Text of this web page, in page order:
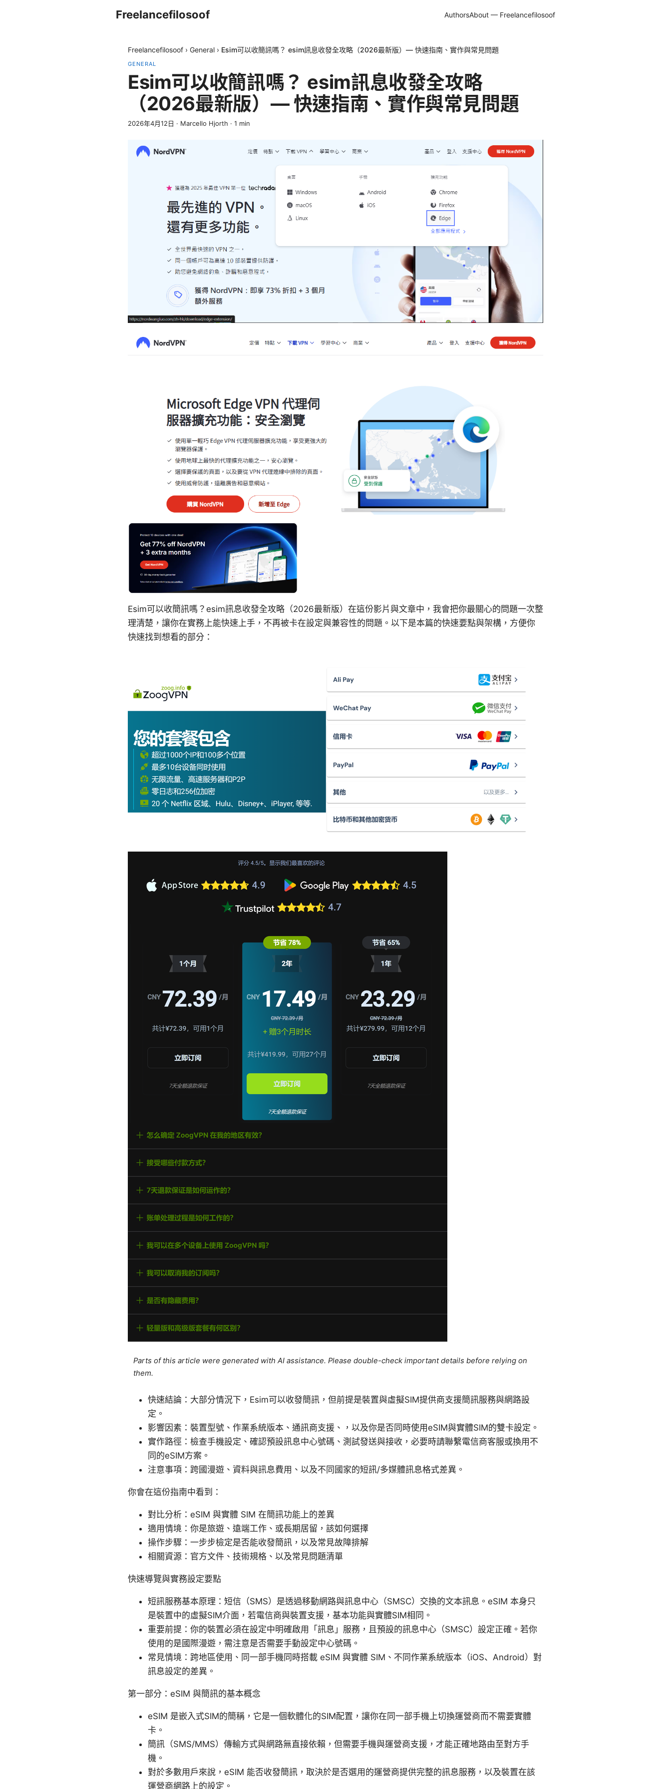
Freelancefilosoof AuthorsAbout — Freelancefilosoof
Freelancefilosoof › General › Esim可以收簡訊嗎？ esim訊息收發全攻略（2026最新版）— 快速指南、實作與常見問題
GENERAL
Esim可以收簡訊嗎？ esim訊息收發全攻略
（2026最新版）— 快速指南、實作與常見問題
2026年4月12日 · Marcello Hjorth · 1 min
Esim可以收簡訊嗎？esim訊息收發全攻略（2026最新版）在這份影片與文章中，我會把你最關心的問題一次整
理清楚，讓你在實務上能快速上手，不再被卡在設定與兼容性的問題。以下是本篇的快速要點與架構，方便你
快速找到想看的部分：
Parts of this article were generated with AI assistance. Please double-check important details before relying on
them.
快速結論：大部分情況下，Esim可以收發簡訊，但前提是裝置與虛擬SIM提供商支援簡訊服務與網路設
定。
影響因素：裝置型號、作業系統版本、通訊商支援、，以及你是否同時使用eSIM與實體SIM的雙卡設定。
實作路徑：檢查手機設定、確認預設訊息中心號碼、測試發送與接收，必要時請聯繫電信商客服或換用不
同的eSIM方案。
注意事項：跨國漫遊、資料與訊息費用、以及不同國家的短訊/多媒體訊息格式差異。
你會在這份指南中看到：
對比分析：eSIM 與實體 SIM 在簡訊功能上的差異
適用情境：你是旅遊、遠端工作、或長期居留，該如何選擇
操作步驟：一步步檢定是否能收發簡訊，以及常見故障排解
相關資源：官方文件、技術規格、以及常見問題清單
快速導覽與實務設定要點
短訊服務基本原理：短信（SMS）是透過移動網路與訊息中心（SMSC）交換的文本訊息。eSIM 本身只
是裝置中的虛擬SIM介面，若電信商與裝置支援，基本功能與實體SIM相同。
重要前提：你的裝置必須在設定中明確啟用「訊息」服務，且預設的訊息中心（SMSC）設定正確。若你
使用的是國際漫遊，需注意是否需要手動設定中心號碼。
常見情境：跨地區使用、同一部手機同時搭載 eSIM 與實體 SIM、不同作業系統版本（iOS、Android）對
訊息設定的差異。
第一部分：eSIM 與簡訊的基本概念
eSIM 是嵌入式SIM的簡稱，它是一個軟體化的SIM配置，讓你在同一部手機上切換運營商而不需要實體
卡。
簡訊（SMS/MMS）傳輸方式與網路無直接依賴，但需要手機與運營商支援，才能正確地路由至對方手
機。
對於多數用戶來說，eSIM 能否收發簡訊，取決於是否選用的運營商提供完整的訊息服務，以及裝置在該
運營商網路上的設定。